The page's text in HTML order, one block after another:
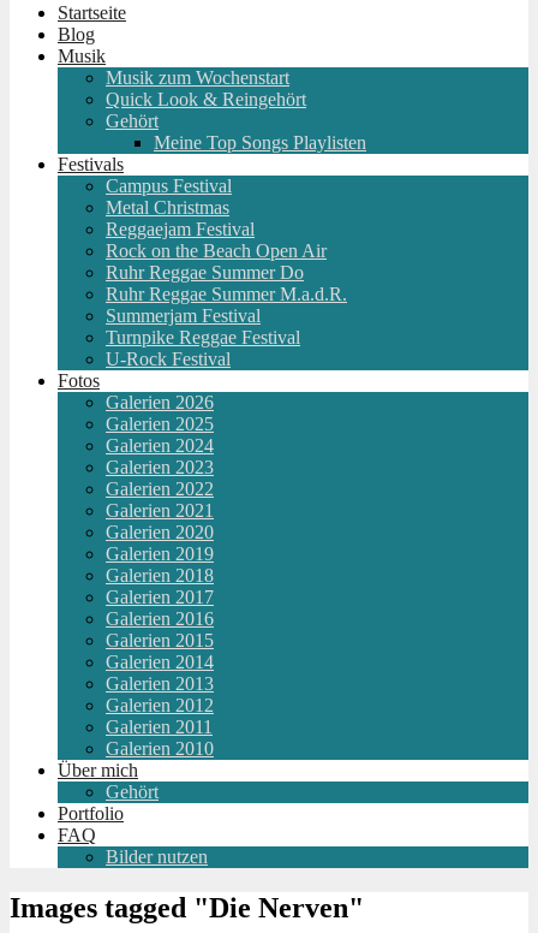
Startseite
Blog
Musik
Musik zum Wochenstart
Quick Look & Reingehört
Gehört
Meine Top Songs Playlisten
Festivals
Campus Festival
Metal Christmas
Reggaejam Festival
Rock on the Beach Open Air
Ruhr Reggae Summer Do
Ruhr Reggae Summer M.a.d.R.
Summerjam Festival
Turnpike Reggae Festival
U-Rock Festival
Fotos
Galerien 2026
Galerien 2025
Galerien 2024
Galerien 2023
Galerien 2022
Galerien 2021
Galerien 2020
Galerien 2019
Galerien 2018
Galerien 2017
Galerien 2016
Galerien 2015
Galerien 2014
Galerien 2013
Galerien 2012
Galerien 2011
Galerien 2010
Über mich
Gehört
Portfolio
FAQ
Bilder nutzen
Images tagged "Die Nerven"